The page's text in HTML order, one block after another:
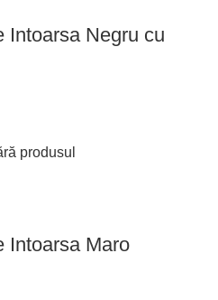
Intoarsa Negru cu
produsul
Intoarsa Maro